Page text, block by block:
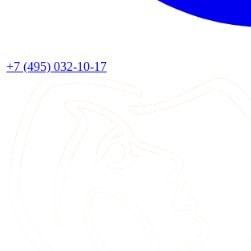
+7 (495) 032-10-17